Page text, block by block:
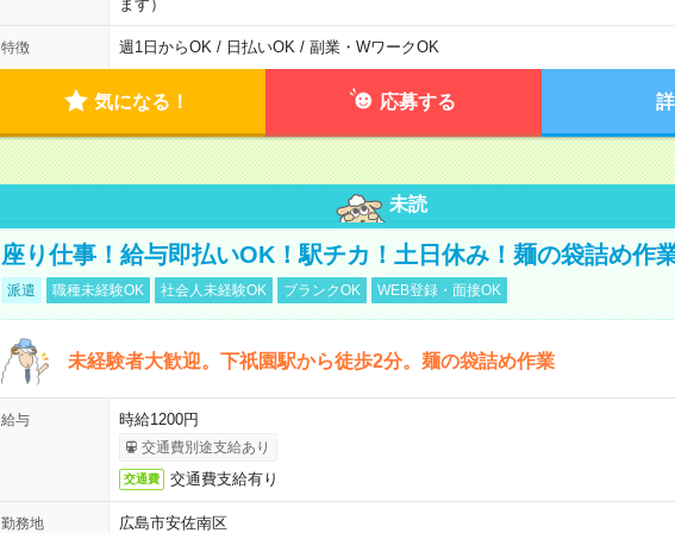
ます）
特徴 週1日からOK / 日払いOK / 副業・WワークOK
気になる！ 応募する
未読
座り仕事！給与即払いOK！駅チカ！土日休み！麺の袋詰め作
派遣 職種未経験OK 社会人未経験OK ブランクOK WEB登録・面接OK
未経験者大歓迎。下祇園駅から徒歩2分。麺の袋詰め作業
給与 時給1200円
交通費別途支給あり
交通費 交通費支給有り
勤務地 広島市安佐南区